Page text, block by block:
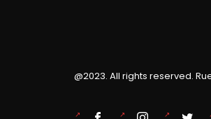
@2023. All rights reserved.